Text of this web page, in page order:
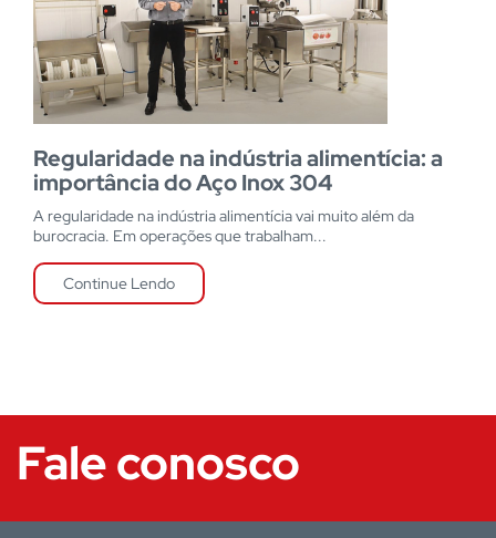
Regularidade na indústria alimentícia: a
importância do Aço Inox 304
A regularidade na indústria alimentícia vai muito além da
burocracia. Em operações que trabalham...
Continue Lendo
Fale conosco